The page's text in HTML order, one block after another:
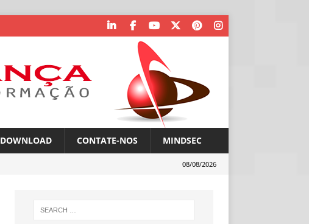
DOWNLOAD CONTATE-NOS MINDSEC
08/08/2026